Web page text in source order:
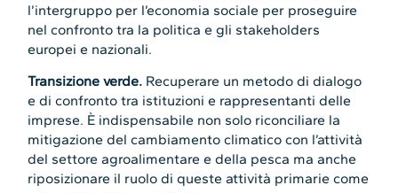
l’intergruppo per l’economia sociale per proseguire
nel confronto tra la politica e gli stakeholders
europei e nazionali.
Transizione verde. Recuperare un metodo di dialogo
e di confronto tra istituzioni e rappresentanti delle
imprese. È indispensabile non solo riconciliare la
mitigazione del cambiamento climatico con l’attività
del settore agroalimentare e della pesca ma anche
riposizionare il ruolo di queste attività primarie come